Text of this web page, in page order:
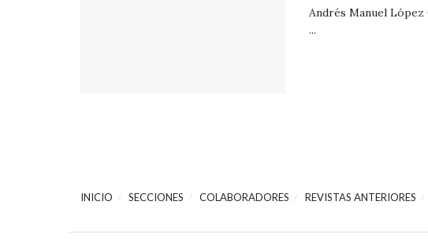
Andrés Manuel
...
INICIO SECCIONES COLABORADORES REVISTAS ANTERIORES